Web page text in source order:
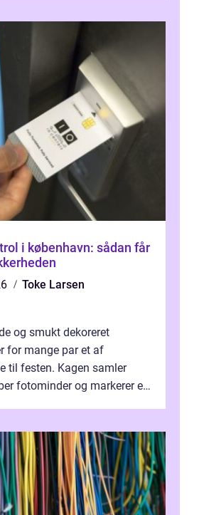
i københavn: sådan får
Toke Larsen
og smukt dekoreret
for mange par et af
til festen. Kagen samler
fotominder og markerer et